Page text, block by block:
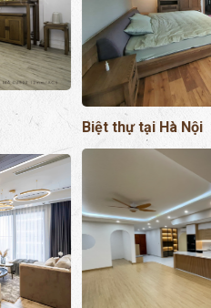
Biệt thự tại Hà Nội